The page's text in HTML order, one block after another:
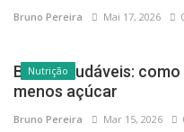
Bruno Pereira Mai 17, 2026
Nutrição
Bolos saudáveis:
menos açúcar
Bruno Pereira Mar 15, 2026